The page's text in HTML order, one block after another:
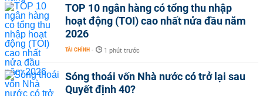
TOP 10 ngân hàng có tổng thu nhập
hoạt động (TOI) cao nhất nửa đầu năm
2026
TÀI CHÍNH - 1 phút trước
Sóng thoái vốn Nhà nước có trở lại sau
Quyết định 40?